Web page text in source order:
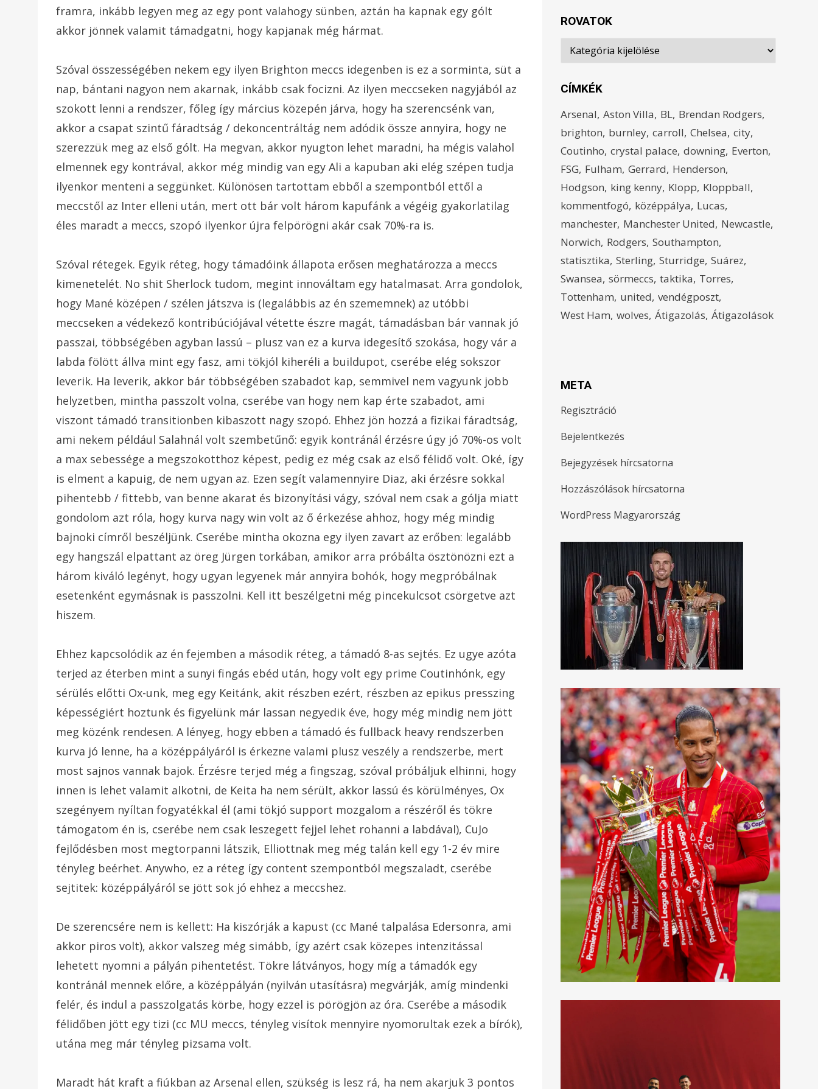
framra, inkább legyen meg az egy pont valahogy sünben, aztán ha kapnak egy gólt
akkor jönnek valamit támadgatni, hogy kapjanak még hármat.
Szóval összességében nekem egy ilyen Brighton meccs idegenben is ez a sorminta, süt a
nap, bántani nagyon nem akarnak, inkább csak focizni. Az ilyen meccseken nagyjából az
szokott lenni a rendszer, főleg így március közepén járva, hogy ha szerencsénk van,
akkor a csapat szintű fáradtság / dekoncentráltág nem adódik össze annyira, hogy ne
szerezzük meg az első gólt. Ha megvan, akkor nyugton lehet maradni, ha mégis valahol
elmennek egy kontrával, akkor még mindig van egy Ali a kapuban aki elég szépen tudja
ilyenkor menteni a seggünket. Különösen tartottam ebből a szempontból ettől a
meccstől az Inter elleni után, mert ott bár volt három kapufánk a végéig gyakorlatilag
éles maradt a meccs, szopó ilyenkor újra felpörögni akár csak 70%-ra is.
Szóval rétegek. Egyik réteg, hogy támadóink állapota erősen meghatározza a meccs
kimenetelét. No shit Sherlock tudom, megint innováltam egy hatalmasat. Arra gondolok,
hogy Mané középen / szélen játszva is (legalábbis az én szememnek) az utóbbi
meccseken a védekező kontribúciójával vétette észre magát, támadásban bár vannak jó
passzai, többségében agyban lassú – plusz van ez a kurva idegesítő szokása, hogy vár a
labda fölött állva mint egy fasz, ami tökjól kiheréli a buildupot, cserébe elég sokszor
leverik. Ha leverik, akkor bár többségében szabadot kap, semmivel nem vagyunk jobb
helyzetben, mintha passzolt volna, cserébe van hogy nem kap érte szabadot, ami
viszont támadó transitionben kibaszott nagy szopó. Ehhez jön hozzá a fizikai fáradtság,
ami nekem például Salahnál volt szembetűnő: egyik kontránál érzésre úgy jó 70%-os volt
a max sebessége a megszokotthoz képest, pedig ez még csak az első félidő volt. Oké, így
is elment a kapuig, de nem ugyan az. Ezen segít valamennyire Diaz, aki érzésre sokkal
pihentebb / fittebb, van benne akarat és bizonyítási vágy, szóval nem csak a gólja miatt
gondolom azt róla, hogy kurva nagy win volt az ő érkezése ahhoz, hogy még mindig
bajnoki címről beszéljünk. Cserébe mintha okozna egy ilyen zavart az erőben: legalább
egy hangszál elpattant az öreg Jürgen torkában, amikor arra próbálta ösztönözni ezt a
három kiváló legényt, hogy ugyan legyenek már annyira bohók, hogy megpróbálnak
esetenként egymásnak is passzolni. Kell itt beszélgetni még pincekulcsot csörgetve azt
hiszem.
Ehhez kapcsolódik az én fejemben a második réteg, a támadó 8-as sejtés. Ez ugye azóta
terjed az éterben mint a sunyi fingás ebéd után, hogy volt egy prime Coutinhónk, egy
sérülés előtti Ox-unk, meg egy Keitánk, akit részben ezért, részben az epikus presszing
képességiért hoztunk és figyelünk már lassan negyedik éve, hogy még mindig nem jött
meg közénk rendesen. A lényeg, hogy ebben a támadó és fullback heavy rendszerben
kurva jó lenne, ha a középpályáról is érkezne valami plusz veszély a rendszerbe, mert
most sajnos vannak bajok. Érzésre terjed még a fingszag, szóval próbáljuk elhinni, hogy
innen is lehet valamit alkotni, de Keita ha nem sérült, akkor lassú és körülményes, Ox
szegényem nyíltan fogyatékkal él (ami tökjó support mozgalom a részéről és tökre
támogatom én is, cserébe nem csak leszegett fejjel lehet rohanni a labdával), CuJo
fejlődésben most megtorpanni látszik, Elliottnak meg még talán kell egy 1-2 év mire
tényleg beérhet. Anywho, ez a réteg így content szempontból megszaladt, cserébe
sejtitek: középpályáról se jött sok jó ehhez a meccshez.
De szerencsére nem is kellett: Ha kiszórják a kapust (cc Mané talpalása Edersonra, ami
akkor piros volt), akkor valszeg még simább, így azért csak közepes intenzitással
lehetett nyomni a pályán pihentetést. Tökre látványos, hogy míg a támadók egy
kontránál mennek előre, a középpályán (nyilván utasításra) megvárják, amíg mindenki
felér, és indul a passzolgatás körbe, hogy ezzel is pörögjön az óra. Cserébe a második
félidőben jött egy tizi (cc MU meccs, tényleg visítok mennyire nyomorultak ezek a bírók),
utána meg már tényleg pizsama volt.
Maradt hát kraft a fiúkban az Arsenal ellen, szükség is lesz rá, ha nem akarjuk 3 pontos
ROVATOK
Rovatok
CÍMKÉK
Arsenal Aston Villa BL Brendan Rodgers
brighton burnley carroll Chelsea city
Coutinho crystal palace downing Everton
FSG Fulham Gerrard Henderson
Hodgson king kenny Klopp Kloppball
kommentfogó középpálya Lucas
manchester Manchester United Newcastle
Norwich Rodgers Southampton
statisztika Sterling Sturridge Suárez
Swansea sörmeccs taktika Torres
Tottenham united vendégposzt
West Ham wolves Átigazolás Átigazolások
META
Regisztráció
Bejelentkezés
Bejegyzések hírcsatorna
Hozzászólások hírcsatorna
WordPress Magyarország